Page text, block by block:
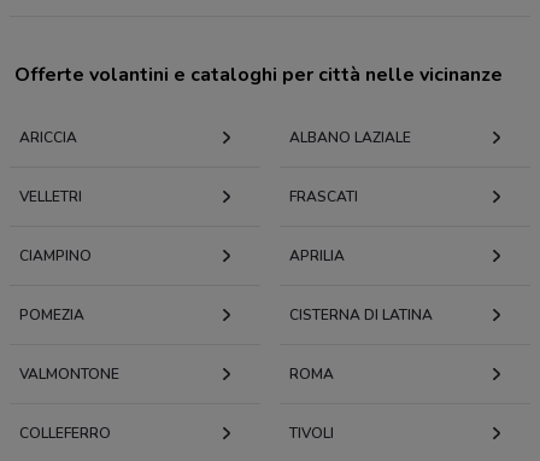
Offerte volantini e cataloghi per città nelle vicinanze
ARICCIA ALBANO LAZIALE
VELLETRI FRASCATI
CIAMPINO APRILIA
POMEZIA CISTERNA DI LATINA
VALMONTONE ROMA
COLLEFERRO TIVOLI